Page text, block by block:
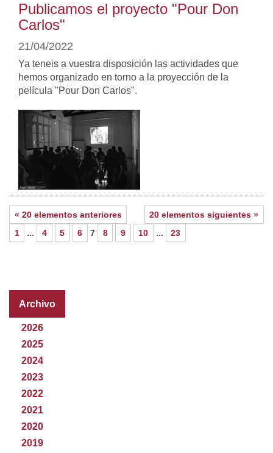
Publicamos el proyecto "Pour Don
Carlos"
21/04/2022
Ya teneis a vuestra disposición las actividades que
hemos organizado en torno a la proyección de la
película "Pour Don Carlos".
« 20 elementos anteriores
20 elementos siguientes »
1
... 4 5 6 7 8 9 10 ... 23
Archivo
2026
2025
2024
2023
2022
2021
2020
2019